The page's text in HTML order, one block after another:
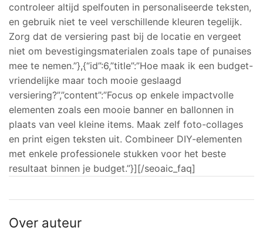
controleer altijd spelfouten in personaliseerde teksten,
en gebruik niet te veel verschillende kleuren tegelijk.
Zorg dat de versiering past bij de locatie en vergeet
niet om bevestigingsmaterialen zoals tape of punaises
mee te nemen.”},{“id”:6,”title”:”Hoe maak ik een budget-
vriendelijke maar toch mooie geslaagd
versiering?”,”content”:”Focus op enkele impactvolle
elementen zoals een mooie banner en ballonnen in
plaats van veel kleine items. Maak zelf foto-collages
en print eigen teksten uit. Combineer DIY-elementen
met enkele professionele stukken voor het beste
resultaat binnen je budget.”}][/seoaic_faq]
Over auteur